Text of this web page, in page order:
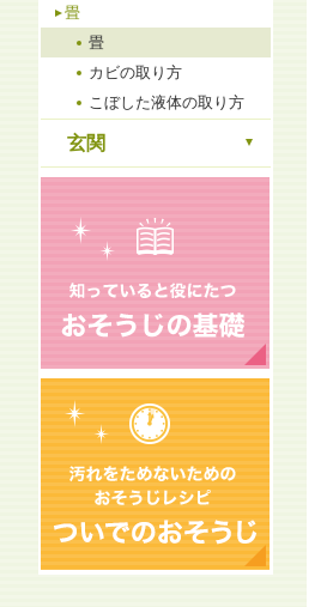
畳
畳
カビの取り方
こぼした液体の取り方
玄関